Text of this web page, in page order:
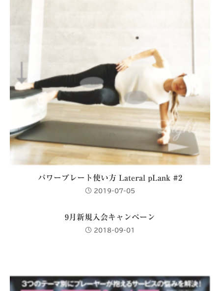
パワープレート使い方 Lateral pLank #2
2019-07-05
9月新規入会キャンペーン
2018-09-01